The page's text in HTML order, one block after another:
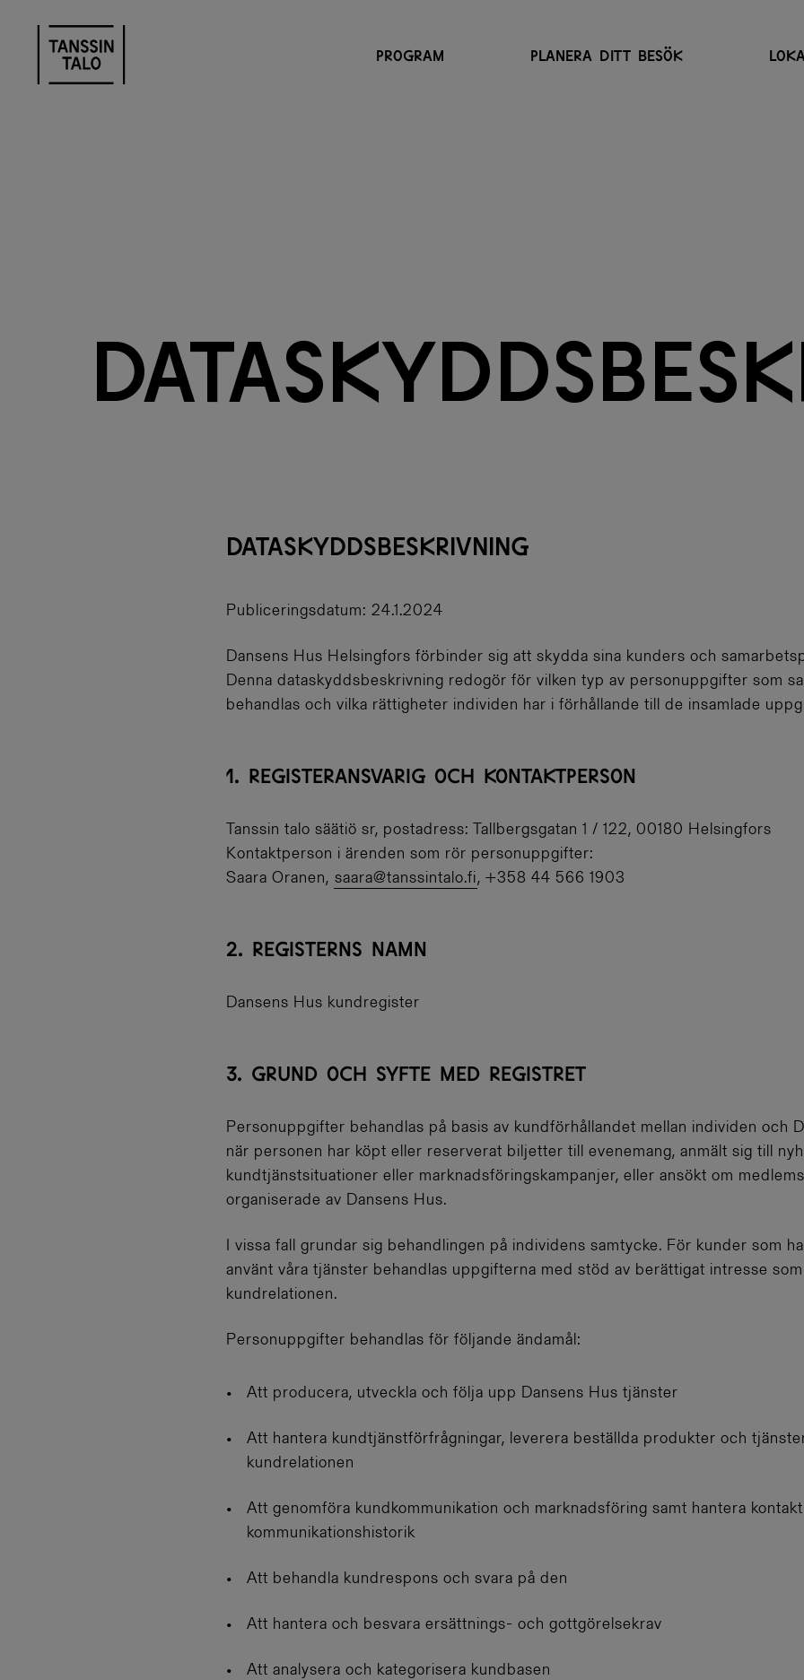
PROGRAM PLANERA DITT BESÖK
Dataskyddsbesk
DATASKYDDSBESKRIVNING
Publiceringsdatum: 24.1.2024
Dansens Hus Helsingfors förbinder sig att skydda sina kunders och
Denna dataskyddsbeskrivning redogör för vilken typ av personuppgifter som
behandlas och vilka rättigheter individen har i förhållande till de insamlade
1. REGISTERANSVARIG OCH KONTAKTPERSON
Tanssin talo säätiö sr, postadress: Tallbergsgatan 1 / 122, 00180 Helsingfors
Kontaktperson i ärenden som rör personuppgifter:
Saara Oranen, saara@tanssintalo.fi, +358 44 566 1903
2. REGISTERNS NAMN
Dansens Hus kundregister
3. GRUND OCH SYFTE MED REGISTRET
Personuppgifter behandlas på basis av kundförhållandet mellan individen och
när personen har köpt eller reserverat biljetter till evenemang, anmält sig till
kundtjänstsituationer eller marknadsföringskampanjer, eller ansökt om
organiserade av Dansens Hus.
I vissa fall grundar sig behandlingen på individens samtycke. För kunder som
använt våra tjänster behandlas uppgifterna med stöd av berättigat intresse
kundrelationen.
Personuppgifter behandlas för följande ändamål:
Att producera, utveckla och följa upp Dansens Hus tjänster
Att hantera kundtjänstförfrågningar, leverera beställda produkter och
kundrelationen
Att genomföra kundkommunikation och marknadsföring samt hantera
kommunikationshistorik
Att behandla kundrespons och svara på den
Att hantera och besvara ersättnings- och gottgörelsekrav
Att analysera och kategorisera kundbasen